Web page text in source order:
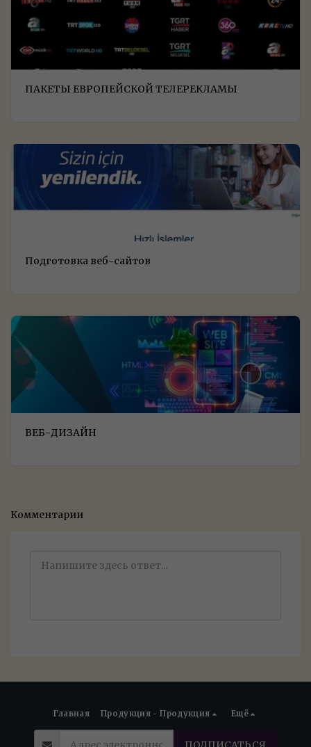
ПАКЕТЫ ЕВРОПЕЙСКОЙ ТЕЛЕРЕКЛАМЫ
Подготовка веб-сайтов
ВЕБ-ДИЗАЙН
Комментарии
Главная Продукция - Продукция Ещё